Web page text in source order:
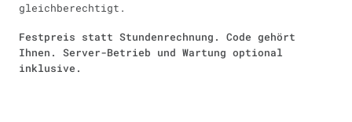
gleichberechtigt.
Festpreis statt Stundenrechnung. Code gehört
Ihnen. Server-Betrieb und Wartung optional
inklusive.